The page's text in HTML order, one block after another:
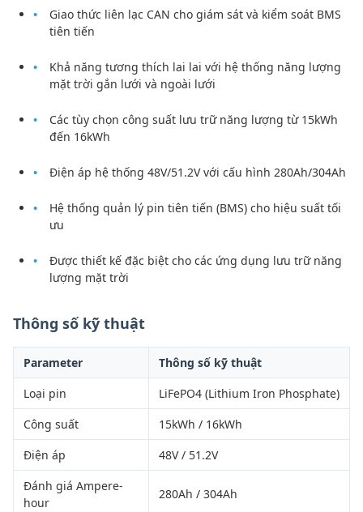
Giao thức liên lạc CAN cho giám sát và kiểm soát BMS
tiên tiến
Khả năng tương thích lai lai với hệ thống năng lượng
mặt trời gắn lưới và ngoài lưới
Các tùy chọn công suất lưu trữ năng lượng từ 15kWh
đến 16kWh
Điện áp hệ thống 48V/51.2V với cấu hình 280Ah/304Ah
Hệ thống quản lý pin tiên tiến (BMS) cho hiệu suất tối
ưu
Được thiết kế đặc biệt cho các ứng dụng lưu trữ năng
lượng mặt trời
Thông số kỹ thuật
Parameter
Thông số kỹ thuật
Loại pin
LiFePO4 (Lithium Iron Phosphate)
Công suất
15kWh / 16kWh
Điện áp
48V / 51.2V
Đánh giá Ampere-
hour
280Ah / 304Ah